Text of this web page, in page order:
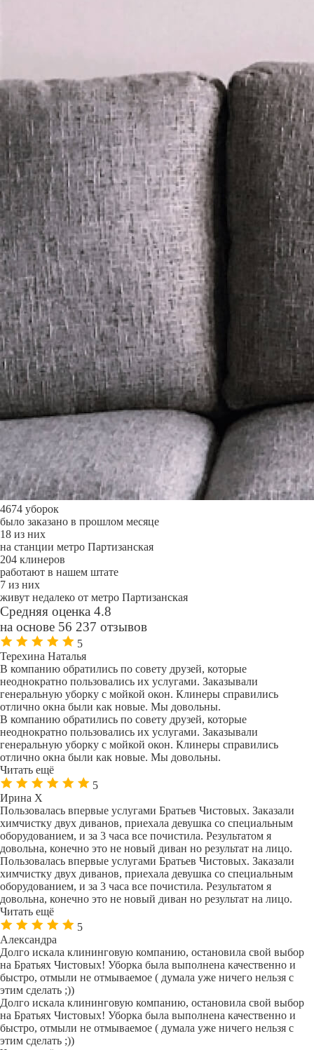
4674 уборок
было заказано в прошлом месяце
18 из них
на станции метро Партизанская
204 клинеров
работают в нашем штате
7 из них
живут недалеко от метро Партизанская
Средняя оценка 4.8
на основе 56 237 отзывов
5
Терехина Наталья
В компанию обратились по совету друзей, которые
неоднократно пользовались их услугами. Заказывали
генеральную уборку с мойкой окон. Клинеры справились
отлично окна были как новые. Мы довольны.
В компанию обратились по совету друзей, которые
неоднократно пользовались их услугами. Заказывали
генеральную уборку с мойкой окон. Клинеры справились
отлично окна были как новые. Мы довольны.
Читать ещё
5
Ирина Х
Пользовалась впервые услугами Братьев Чистовых. Заказали
химчистку двух диванов, приехала девушка со специальным
оборудованием, и за 3 часа все почистила. Результатом я
довольна, конечно это не новый диван но результат на лицо.
Пользовалась впервые услугами Братьев Чистовых. Заказали
химчистку двух диванов, приехала девушка со специальным
оборудованием, и за 3 часа все почистила. Результатом я
довольна, конечно это не новый диван но результат на лицо.
Читать ещё
5
Александра
Долго искала клининговую компанию, остановила свой выбор
на Братьях Чистовых! Уборка была выполнена качественно и
быстро, отмыли не отмываемое ( думала уже ничего нельзя с
этим сделать ;))
Долго искала клининговую компанию, остановила свой выбор
на Братьях Чистовых! Уборка была выполнена качественно и
быстро, отмыли не отмываемое ( думала уже ничего нельзя с
этим сделать ;))